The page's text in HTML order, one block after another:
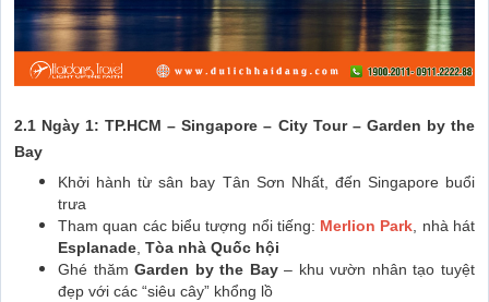
2.1 Ngày 1: TP.HCM – Singapore – City Tour – Garden by the
Bay
Khởi hành từ sân bay Tân Sơn Nhất, đến Singapore buổi
trưa
Tham quan các biểu tượng nổi tiếng: Merlion Park, nhà hát
Esplanade, Tòa nhà Quốc hội
Ghé thămGarden by the Bay– khu vườn nhân tạo tuyệt
đẹp với các “siêu cây” khổng lồ